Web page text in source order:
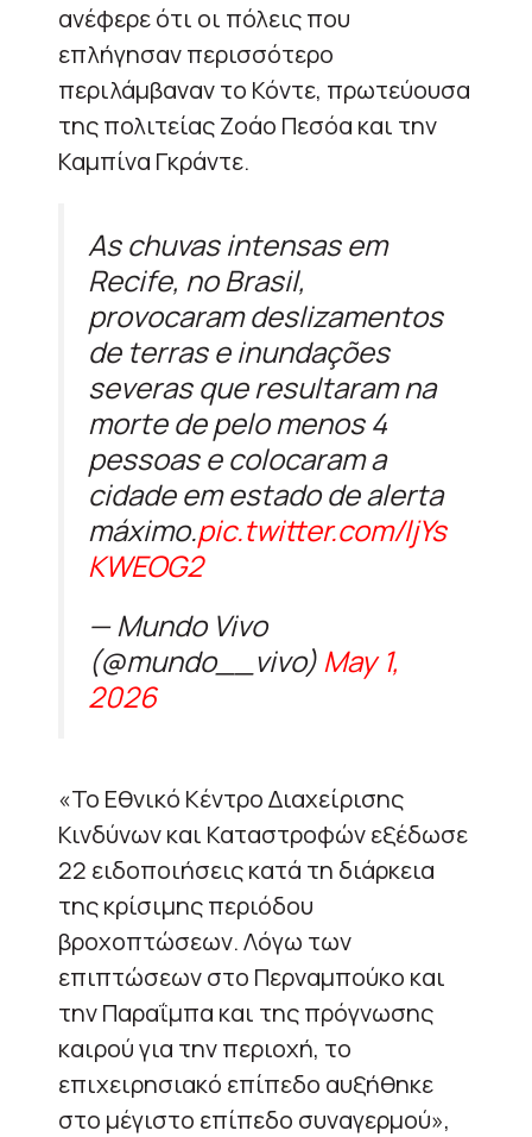
ανέφερε ότι οι πόλεις που
επλήγησαν περισσότερο
περιλάμβαναν το Κόντε, πρωτεύουσα
της πολιτείας Ζοάο Πεσόα και την
Καμπίνα Γκράντε.
As chuvas intensas em
Recife, no Brasil,
provocaram deslizamentos
de terras e inundações
severas que resultaram na
morte de pelo menos 4
pessoas e colocaram a
cidade em estado de alerta
máximo.pic.twitter.com/ljYs
KWEOG2
— Mundo Vivo
(@mundo__vivo)May 1,
2026
«Το Εθνικό Κέντρο Διαχείρισης
Κινδύνων και Καταστροφών εξέδωσε
22 ειδοποιήσεις κατά τη διάρκεια
της κρίσιμης περιόδου
βροχοπτώσεων. Λόγω των
επιπτώσεων στο Περναμπούκο και
την Παραΐμπα και της πρόγνωσης
καιρού για την περιοχή, το
επιχειρησιακό επίπεδο αυξήθηκε
στο μέγιστο επίπεδο συναγερμού»,